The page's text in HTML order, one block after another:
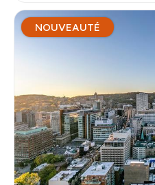
NOUVEAUTÉ